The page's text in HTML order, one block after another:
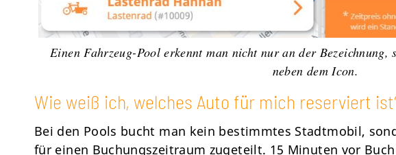
Einen Fahrzeug-Pool erkennt man nicht nur an der Bezeichnung,
neben dem Icon.
Wie weiß ich, welches Auto für mich reserviert
Bei den Pools bucht man kein bestimmtes Stadtmobil,
für einen Buchungszeitraum zugeteilt. 15 Minuten vor